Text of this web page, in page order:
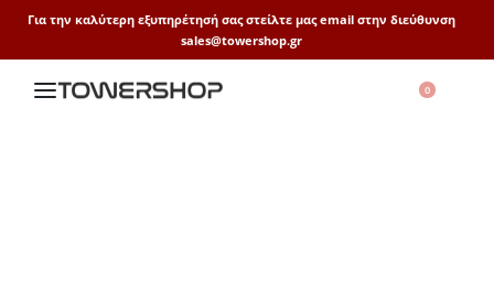
Για την καλύτερη εξυπηρέτησή σας στείλτε μας email στην διεύθυνση
sales@towershop.gr
0